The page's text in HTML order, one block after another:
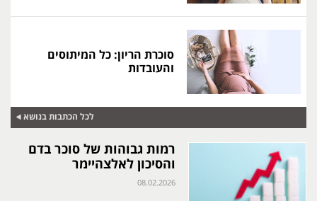
סוכרת הריון: כל המיתוסים
והעובדות
לכל הכתבות בנושא
רמות גבוהות של סוכר בדם
והסיכון לאלצהיימר
08.02.2026